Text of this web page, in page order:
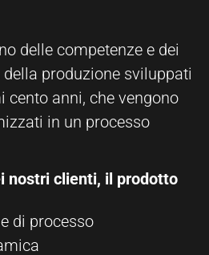
delle competenze e dei
produzione sviluppati
cento anni, che vengono
in un processo
nostri clienti, il prodotto
di processo